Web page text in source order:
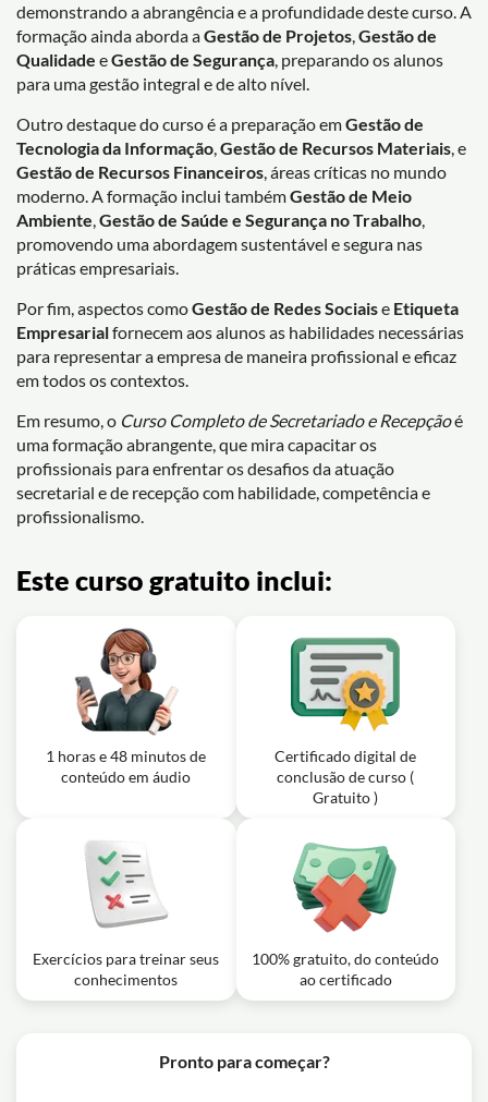
demonstrando a abrangência e a profundidade deste curso. A
formação ainda aborda aGestão de Projetos,Gestão de
Qualidade eGestão de Segurança, preparando os alunos
para uma gestão integral e de alto nível.
Outro destaque do curso é a preparação emGestão de
Tecnologia da Informação,Gestão de Recursos Materiais, e
Gestão de Recursos Financeiros, áreas críticas no mundo
moderno. A formação inclui tambémGestão de Meio
Ambiente,Gestão de Saúde e Segurança no Trabalho,
promovendo uma abordagem sustentável e segura nas
práticas empresariais.
Por fim, aspectos comoGestão de Redes Sociaise Etiqueta
Empresarialfornecem aos alunos as habilidades necessárias
para representar a empresa de maneira profissional e eficaz
em todos os contextos.
Em resumo, o Curso Completo de Secretariado e Recepçãoé
uma formação abrangente, que mira capacitar os
profissionais para enfrentar os desafios da atuação
secretarial e de recepção com habilidade, competência e
profissionalismo.
Este curso gratuito inclui:
1 horas e 48 minutos de
conteúdo em áudio
Certificado digital de
conclusão de curso (
Gratuito )
Exercícios para treinar seus
conhecimentos
100% gratuito, do conteúdo
ao certificado
Pronto para começar?